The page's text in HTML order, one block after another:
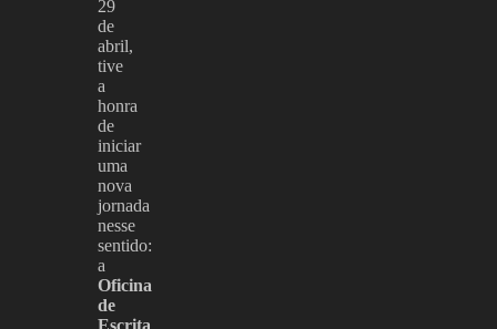
29
de
abril,
tive
a
honra
de
iniciar
uma
nova
jornada
nesse
sentido:
a
Oficina
de